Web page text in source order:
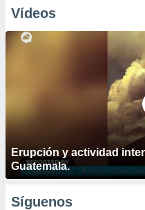
Vídeos
Erupción y actividad
Guatemala.
Síguenos